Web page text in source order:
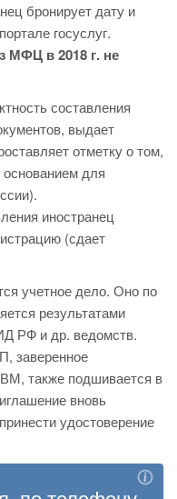
бронирует дату и
госуслуг.
МФЦ в 2018 г. не
составления
выдает
отметку о том,
основанием для
иностранец
(сдает
учетное дело. Оно по
результатами
РФ и др. ведомств.
заверенное
также подшивается в
вновь
удостоверение